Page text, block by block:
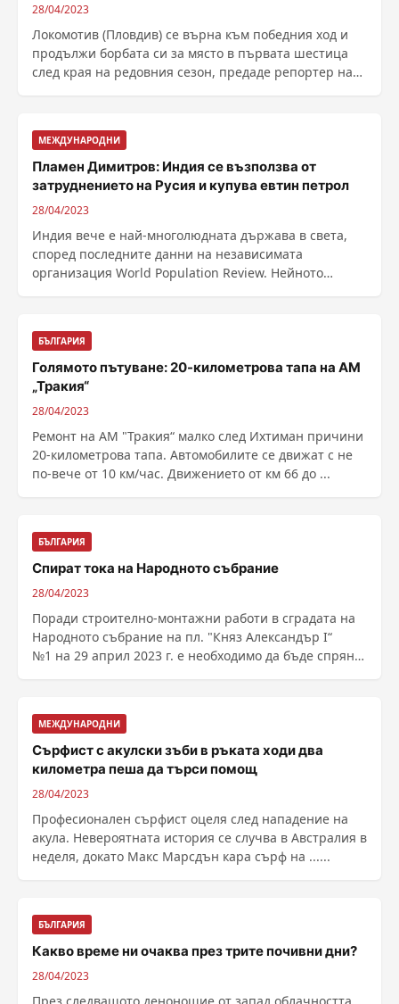
28/04/2023
Локомотив (Пловдив) се върна към победния ход и
продължи борбата си за място в първата шестица
след края на редовния сезон, предаде репортер на
МЕЖДУНАРОДНИ
Пламен Димитров: Индия се възползва от
затруднението на Русия и купува евтин петрол
28/04/2023
Индия вече е най-многолюдната държава в света,
според последните данни на независимата
организация World Population Review. Нейното
БЪЛГАРИЯ
Голямото пътуване: 20-километрова тапа на АМ
„Тракия“
28/04/2023
Ремонт на АМ "Тракия“ малко след Ихтиман причини
20-километрова тапа. Автомобилите се движат с не
по-вече от 10 км/час. Движението от км 66 до ...
БЪЛГАРИЯ
Спират тока на Народното събрание
28/04/2023
Поради строително-монтажни работи в сградата на
Народното събрание на пл. "Княз Александър І“
№1 на 29 април 2023 г. е необходимо да бъде спряно
МЕЖДУНАРОДНИ
Сърфист с акулски зъби в ръката ходи два
километра пеша да търси помощ
28/04/2023
Професионален сърфист оцеля след нападение на
акула. Невероятната история се случва в Австралия в
неделя, докато Макс Марсдън кара сърф на ......
БЪЛГАРИЯ
Какво време ни очаква през трите почивни дни?
28/04/2023